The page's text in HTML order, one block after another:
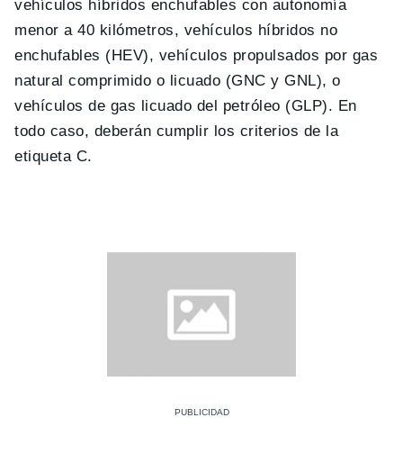
vehículos híbridos enchufables con autonomía
menor a 40 kilómetros, vehículos híbridos no
enchufables (HEV), vehículos propulsados por gas
natural comprimido o licuado (GNC y GNL), o
vehículos de gas licuado del petróleo (GLP). En
todo caso, deberán cumplir los criterios de la
etiqueta C.